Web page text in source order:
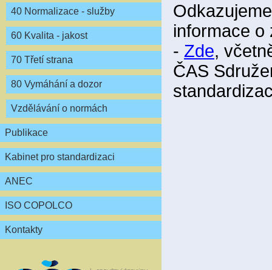
40 Normalizace - služby
60 Kvalita - jakost
70 Třetí strana
80 Vymáhání a dozor
Vzdělávání o normách
Publikace
Kabinet pro standardizaci
ANEC
ISO COPOLCO
Kontakty
informace o
- Zde,
ČAS